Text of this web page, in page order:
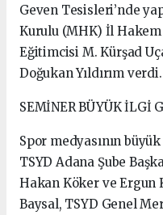
Geven Tesisleri’nde
Kurulu (MHK) İl Hakem
Eğitimcisi M. Kürşad
Doğukan Yıldırım verdi.
SEMİNER BÜYÜK İLGİ
Spor medyasının
TSYD Adana Şube
Hakan Köker ve Ergun
Baysal, TSYD Genel